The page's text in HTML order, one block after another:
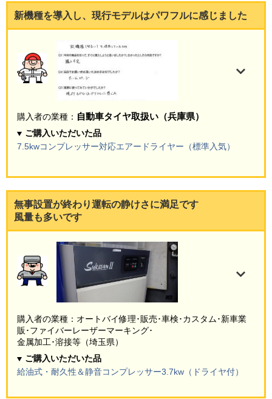
新機種を導入し、現行モデルはパワフルに感じました
購入者の業種： 自動車タイヤ取扱い（兵庫県）
ご購入いただいた品
7.5kwコンプレッサー対応エアードライヤー（標準入気）
無事設置が終わり運転の静けさに満足です
風量も多いです
購入者の業種：オートバイ修理･販売･車検･カスタム･新車業
販･ファイバーレーザーマーキング･
金属加工･溶接等（埼玉県）
ご購入いただいた品
給油式・耐久性＆静音コンプレッサー3.7kw（ドライヤ付）